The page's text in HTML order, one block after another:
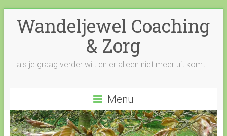
Wandeljewel Coaching
& Zorg
als je graag verder wilt en er alleen niet meer uit komt…
Menu